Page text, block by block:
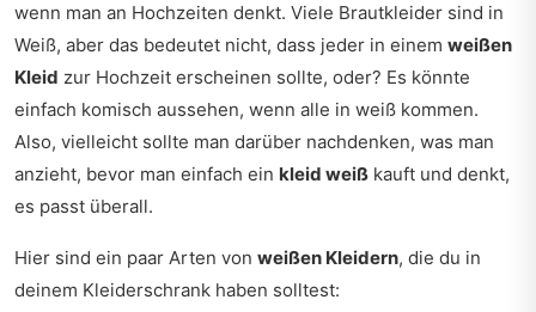
wenn man an Hochzeiten denkt. Viele Brautkleider sind in
Weiß, aber das bedeutet nicht, dass jeder in einem weißen
Kleid zur Hochzeit erscheinen sollte, oder? Es könnte
einfach komisch aussehen, wenn alle in weiß kommen.
Also, vielleicht sollte man darüber nachdenken, was man
anzieht, bevor man einfach ein kleid weiß kauft und denkt,
es passt überall.
Hier sind ein paar Arten von weißen Kleidern, die du in
deinem Kleiderschrank haben solltest: